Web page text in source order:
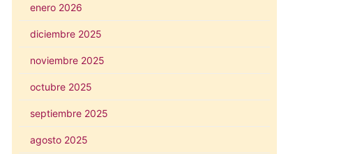
enero 2026
diciembre 2025
noviembre 2025
octubre 2025
septiembre 2025
agosto 2025